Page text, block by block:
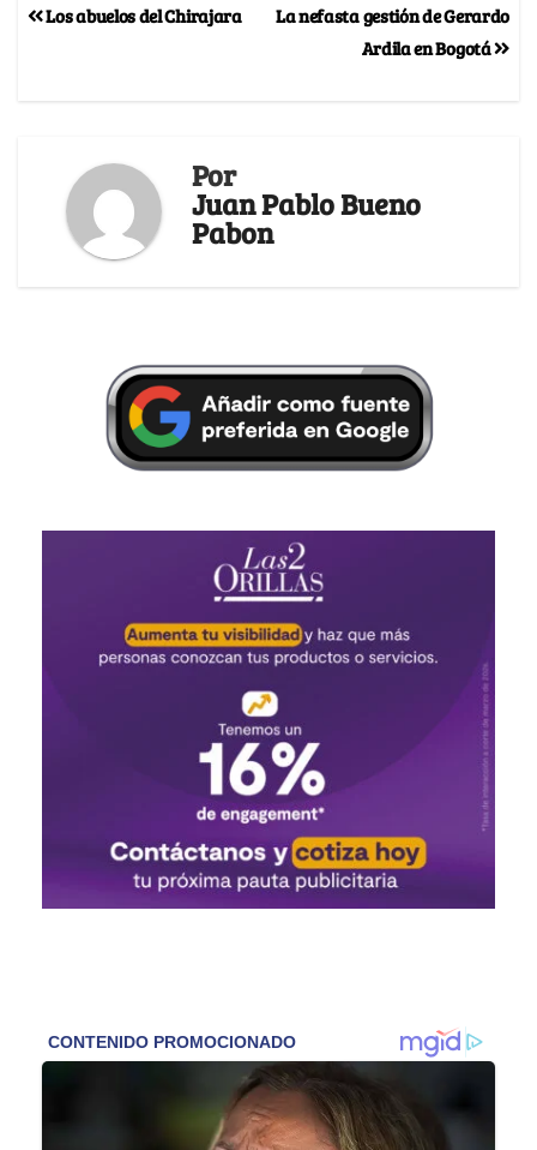
La nefasta gestión de Gerardo
Ardila en Bogotá
Los abuelos del Chirajara
Por
Juan Pablo Bueno
Pabon